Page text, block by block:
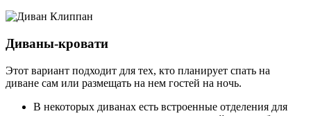
Диваны-кровати
Этот вариант подходит для тех, кто планирует спать на
диване сам или размещать на нем гостей на ночь.
В некоторых диванах есть встроенные отделения для